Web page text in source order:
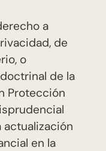
a
de
o
de la
Protección
en la